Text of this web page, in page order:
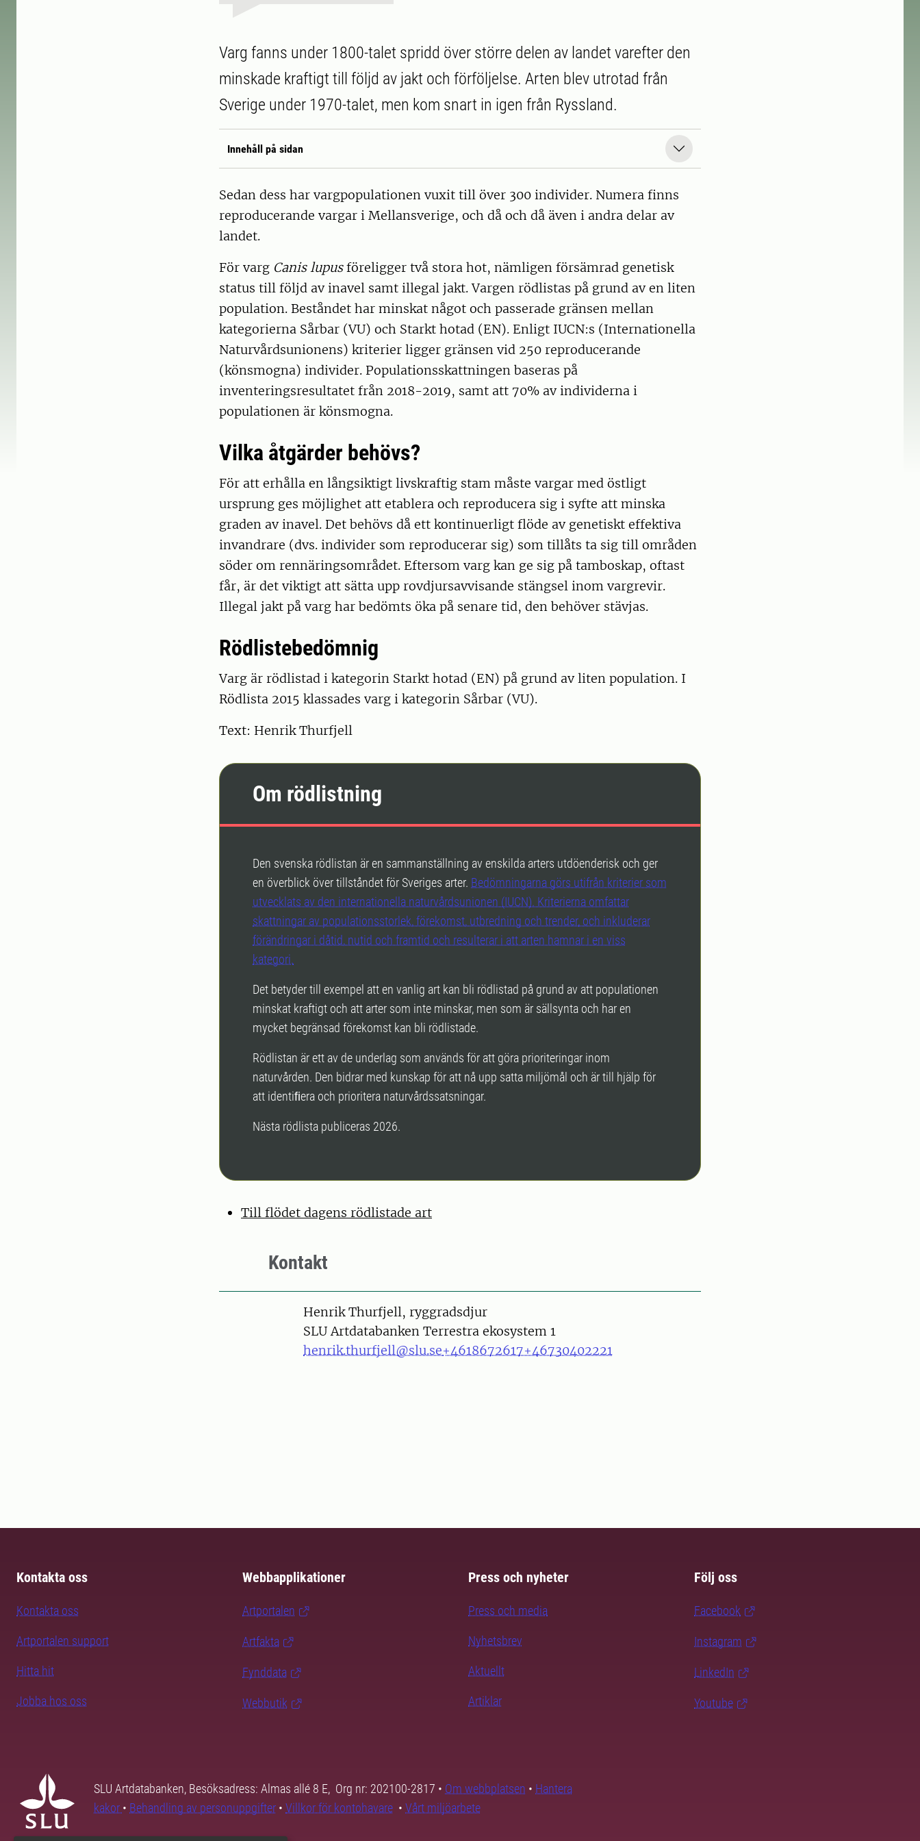
Varg fanns under 1800-talet spridd över större delen av landet varefter den
minskade kraftigt till följd av jakt och förföljelse. Arten blev utrotad från
Sverige under 1970-talet, men kom snart in igen från Ryssland.
Innehåll på sidan
Sedan dess har vargpopulationen vuxit till över 300 individer. Numera finns
reproducerande vargar i Mellansverige, och då och då även i andra delar av
landet.
För varg Canis lupusföreligger två stora hot, nämligen försämrad genetisk
status till följd av inavel samt illegal jakt. Vargen rödlistas på grund av en liten
population. Beståndet har minskat något och passerade gränsen mellan
kategorierna Sårbar (VU) och Starkt hotad (EN). Enligt IUCN:s (Internationella
Naturvårdsunionens) kriterier ligger gränsen vid 250 reproducerande
(könsmogna) individer. Populationsskattningen baseras på
inventeringsresultatet från 2018-2019, samt att 70% av individerna i
populationen är könsmogna.
Vilka åtgärder behövs?
För att erhålla en långsiktigt livskraftig stam måste vargar med östligt
ursprung ges möjlighet att etablera och reproducera sig i syfte att minska
graden av inavel. Det behövs då ett kontinuerligt flöde av genetiskt effektiva
invandrare (dvs. individer som reproducerar sig) som tillåts ta sig till områden
söder om rennäringsområdet. Eftersom varg kan ge sig på tamboskap, oftast
får, är det viktigt att sätta upp rovdjursavvisande stängsel inom vargrevir.
Illegal jakt på varg har bedömts öka på senare tid, den behöver stävjas.
Rödlistebedömnig
Varg är rödlistad i kategorin Starkt hotad (EN) på grund av liten population. I
Rödlista 2015 klassades varg i kategorin Sårbar (VU).
Text: Henrik Thurfjell
Om rödlistning
Den svenska rödlistan är en sammanställning av enskilda arters utdöenderisk och ger
en överblick över tillståndet för Sveriges arter. Bedömningarna görs utifrån kriterier som
utvecklats av den internationella naturvårdsunionen (IUCN). Kriterierna omfattar
skattningar av populationsstorlek, förekomst, utbredning och trender, och inkluderar
förändringar i dåtid, nutid och framtid och resulterar i att arten hamnar i en viss
kategori.
Det betyder till exempel att en vanlig art kan bli rödlistad på grund av att populationen
minskat kraftigt och att arter som inte minskar, men som är sällsynta och har en
mycket begränsad förekomst kan bli rödlistade.
Rödlistan är ett av de underlag som används för att göra prioriteringar inom
naturvården. Den bidrar med kunskap för att nå upp satta miljömål och är till hjälp för
att identiﬁera och prioritera naturvårdssatsningar.
Nästa rödlista publiceras 2026.
Till flödet dagens rödlistade art
Kontakt
PersonHenrik Thurfjell, ryggradsdjur
SLU Artdatabanken Terrestra ekosystem 1
henrik.thurfjell@slu.se+4618672617+46730402221
Kontakta oss
Kontakta oss
Artportalen support
Hitta hit
Jobba hos oss
Webbapplikationer
Artportalen
Artfakta
Fynddata
Webbutik
Press och nyheter
Press och media
Nyhetsbrev
Aktuellt
Artiklar
Följ oss
Facebook
Instagram
LinkedIn
Youtube
SLU Artdatabanken, Besöksadress: Almas allé 8 E, Org nr: 202100-2817 • Om webbplatsen • Hantera
kakor • Behandling av personuppgifter • Villkor för kontohavare • Vårt miljöarbete